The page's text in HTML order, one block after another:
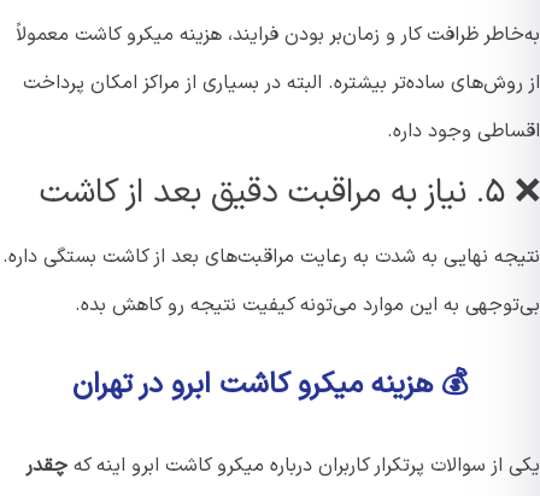
ظرافت کار و زمان‌بر بودن فرایند، هزینه میکرو کاشت معمولاً
ساده‌تر بیشتره. البته در بسیاری از مراکز امکان پرداخت
وجود داره.
کاشت
نهایی به شدت به رعایت مراقبت‌های بعد از کاشت بستگی داره.
به این موارد می‌تونه کیفیت نتیجه رو کاهش بده.
💰 هزینه میکرو کاشت ابرو در تهران
سوالات پرتکرار کاربران درباره میکرو کاشت ابرو اینه کهچقدر